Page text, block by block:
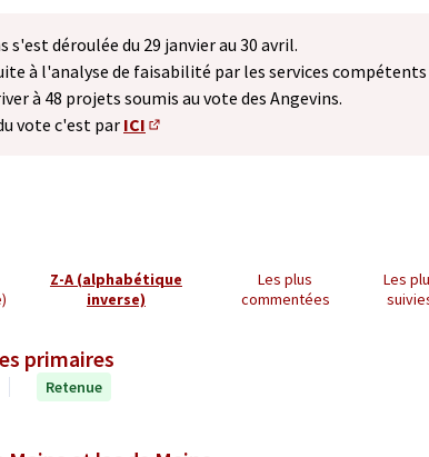
déroulée du 29 janvier au 30 avril.
à l'analyse de faisabilité par les services
à 48 projets soumis au vote des Angevins.
vote c'est par ICI
Z-A (alphabétique
inverse)
Les plus
commentées
Les
primaires
Retenue